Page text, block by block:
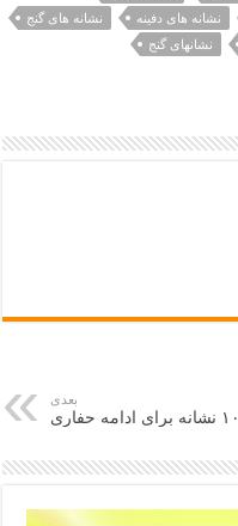
نشانه های دفینه
نشانه های گنج
نشانهای گنج
بعدی
۱۰ نشانه برای ادامه حفاری